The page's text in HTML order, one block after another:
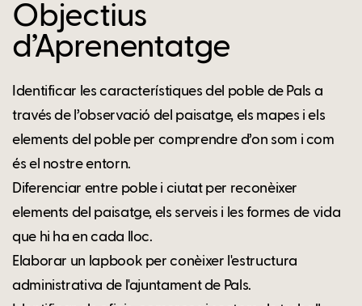
Objectius
d’Aprenentatge
Identificar les característiques del poble de Pals a
través de l’observació del paisatge, els mapes i els
elements del poble per comprendre d’on som i com
és el nostre entorn.
Diferenciar entre poble i ciutat per reconèixer
elements del paisatge, els serveis i les formes de vida
que hi ha en cada lloc.
Elaborar un lapbook per conèixer l'estructura
administrativa de l'ajuntament de Pals.